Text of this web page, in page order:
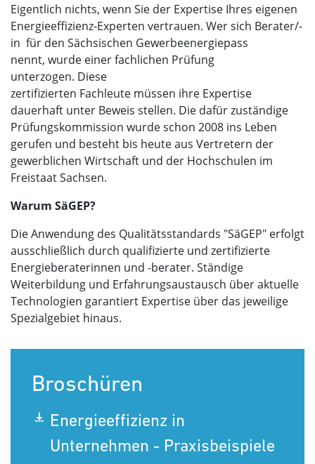
Eigentlich nichts, wenn Sie der Expertise Ihres eigenen
Energieeffizienz-Experten vertrauen. Wer sich Berater/-
in für den Sächsischen Gewerbeenergiepass
nennt, wurde einer fachlichen Prüfung
unterzogen. Diese
zertifizierten Fachleute müssen ihre Expertise
dauerhaft unter Beweis stellen. Die dafür zuständige
Prüfungskommission wurde schon 2008 ins Leben
gerufen und besteht bis heute aus Vertretern der
gewerblichen Wirtschaft und der Hochschulen im
Freistaat Sachsen.
Warum SäGEP?
Die Anwendung des Qualitätsstandards "SäGEP" erfolgt
ausschließlich durch qualifizierte und zertifizierte
Energieberaterinnen und -berater. Ständige
Weiterbildung und Erfahrungsaustausch über aktuelle
Technologien garantiert Expertise über das jeweilige
Spezialgebiet hinaus.
Broschüren
Energieeffizienz in
Unternehmen - Praxisbeispiele